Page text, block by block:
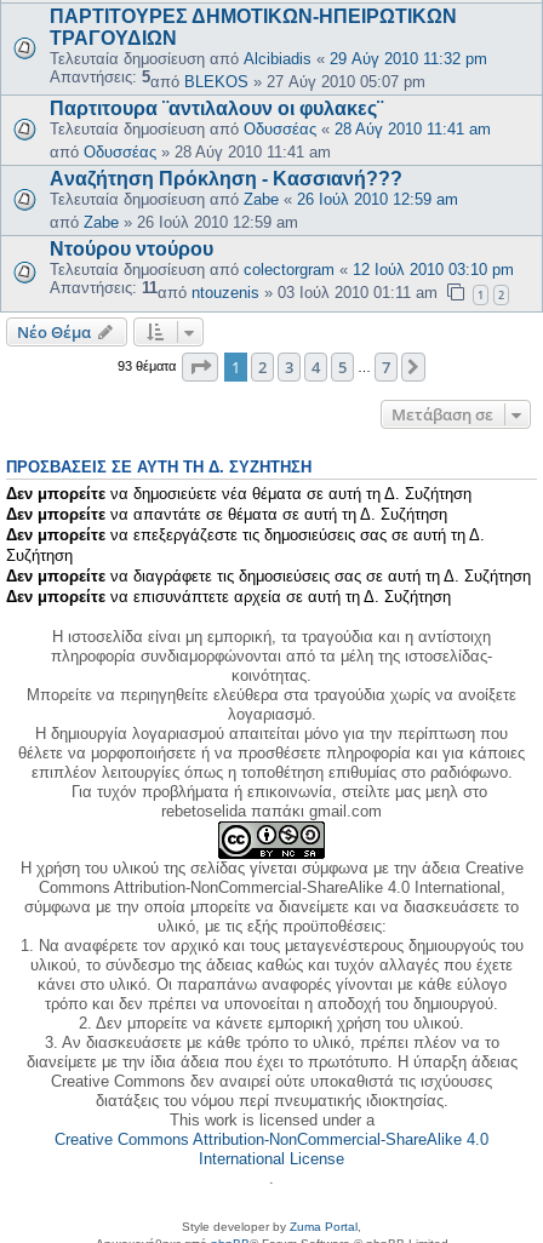
ΠΑΡΤΙΤΟΥΡΕΣ ΔΗΜΟΤΙΚΩΝ-ΗΠΕΙΡΩΤΙΚΩΝ
ΤΡΑΓΟΥΔΙΩΝ
Τελευταία δημοσίευση από Alcibiadis « 29 Αύγ 2010 11:32 pm
Απαντήσεις: 5από BLEKOS » 27 Αύγ 2010 05:07 pm
Παρτιτουρα ¨αντιλαλουν οι φυλακες¨
Τελευταία δημοσίευση από Οδυσσέας « 28 Αύγ 2010 11:41 am
από Οδυσσέας » 28 Αύγ 2010 11:41 am
Aναζήτηση Πρόκληση - Κασσιανή???
Τελευταία δημοσίευση από Zabe « 26 Ιούλ 2010 12:59 am
από Zabe » 26 Ιούλ 2010 12:59 am
Ντούρου ντούρου
Τελευταία δημοσίευση από colectorgram « 12 Ιούλ 2010 03:10 pm
Απαντήσεις: 11από ntouzenis » 03 Ιούλ 2010 01:11 am 1 2
Νέο Θέμα
93 θέματα Σελίδα από7
1 2 3 4 5 7
Μετάβαση σε
ΠΡΟΣΒΆΣΕΙΣ ΣΕ ΑΥΤΉ ΤΗ Δ. ΣΥΖΉΤΗΣΗ
Δεν μπορείτε να δημοσιεύετε νέα θέματα σε αυτή τη Δ. Συζήτηση
Δεν μπορείτε να απαντάτε σε θέματα σε αυτή τη Δ. Συζήτηση
Δεν μπορείτε να επεξεργάζεστε τις δημοσιεύσεις σας σε αυτή τη Δ.
Συζήτηση
Δεν μπορείτε να διαγράφετε τις δημοσιεύσεις σας σε αυτή τη Δ. Συζήτηση
Δεν μπορείτε να επισυνάπτετε αρχεία σε αυτή τη Δ. Συζήτηση
Η ιστοσελίδα είναι μη εμπορική, τα τραγούδια και η αντίστοιχη
πληροφορία συνδιαμορφώνονται από τα μέλη της ιστοσελίδας-
κοινότητας.
Μπορείτε να περιηγηθείτε ελεύθερα στα τραγούδια χωρίς να ανοίξετε
λογαριασμό.
Η δημιουργία λογαριασμού απαιτείται μόνο για την περίπτωση που
θέλετε να μορφοποιήσετε ή να προσθέσετε πληροφορία και για κάποιες
επιπλέον λειτουργίες όπως η τοποθέτηση επιθυμίας στο ραδιόφωνο.
Για τυχόν προβλήματα ή επικοινωνία, στείλτε μας μεηλ στο
rebetoselida παπάκι gmail.com
Η χρήση του υλικού της σελίδας γίνεται σύμφωνα με την άδεια Creative
Commons Attribution-NonCommercial-ShareAlike 4.0 International,
σύμφωνα με την οποία μπορείτε να διανείμετε και να διασκευάσετε το
υλικό, με τις εξής προϋποθέσεις:
1. Να αναφέρετε τον αρχικό και τους μεταγενέστερους δημιουργούς του
υλικού, το σύνδεσμο της άδειας καθώς και τυχόν αλλαγές που έχετε
κάνει στο υλικό. Οι παραπάνω αναφορές γίνονται με κάθε εύλογο
τρόπο και δεν πρέπει να υπονοείται η αποδοχή του δημιουργού.
2. Δεν μπορείτε να κάνετε εμπορική χρήση του υλικού.
3. Αν διασκευάσετε με κάθε τρόπο το υλικό, πρέπει πλέον να το
διανείμετε με την ίδια άδεια που έχει το πρωτότυπο. Η ύπαρξη άδειας
Creative Commons δεν αναιρεί ούτε υποκαθιστά τις ισχύουσες
διατάξεις του νόμου περί πνευματικής ιδιοκτησίας.
This work is licensed under a
Creative Commons Attribution-NonCommercial-ShareAlike 4.0
International License
Style developer by Zuma Portal ,